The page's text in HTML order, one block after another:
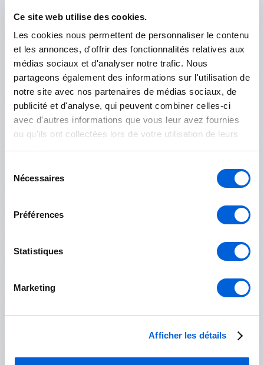
Ce site web utilise des cookies.
Les cookies nous permettent de personnaliser le contenu
et les annonces, d'offrir des fonctionnalités relatives aux
médias sociaux et d'analyser notre trafic. Nous
partageons également des informations sur l'utilisation de
notre site avec nos partenaires de médias sociaux, de
publicité et d'analyse, qui peuvent combiner celles-ci
avec d'autres informations que vous leur avez fournies
ou qu'ils ont collectées lors de votre utilisation de leurs
Nécessaires
Préférences
Statistiques
Marketing
Afficher les détails
Mercier
Saint-Constant
Saint-Philippe
Sainte-Catherine
Vaudreuil-Soulanges
Notre-Dame-de-l'Île-Perrot
Saint-Lazare
Saint-Zotique